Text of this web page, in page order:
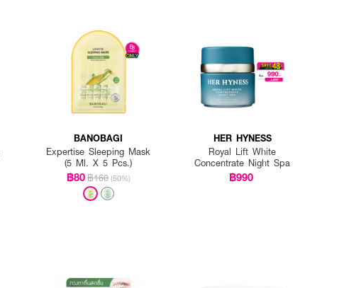
BANOBAGI
Expertise Sleeping Mask
(5 Ml. X 5 Pcs.)
฿80฿160 (50%)
HER HYNESS
Royal Lift White
Concentrate Night Spa
฿990